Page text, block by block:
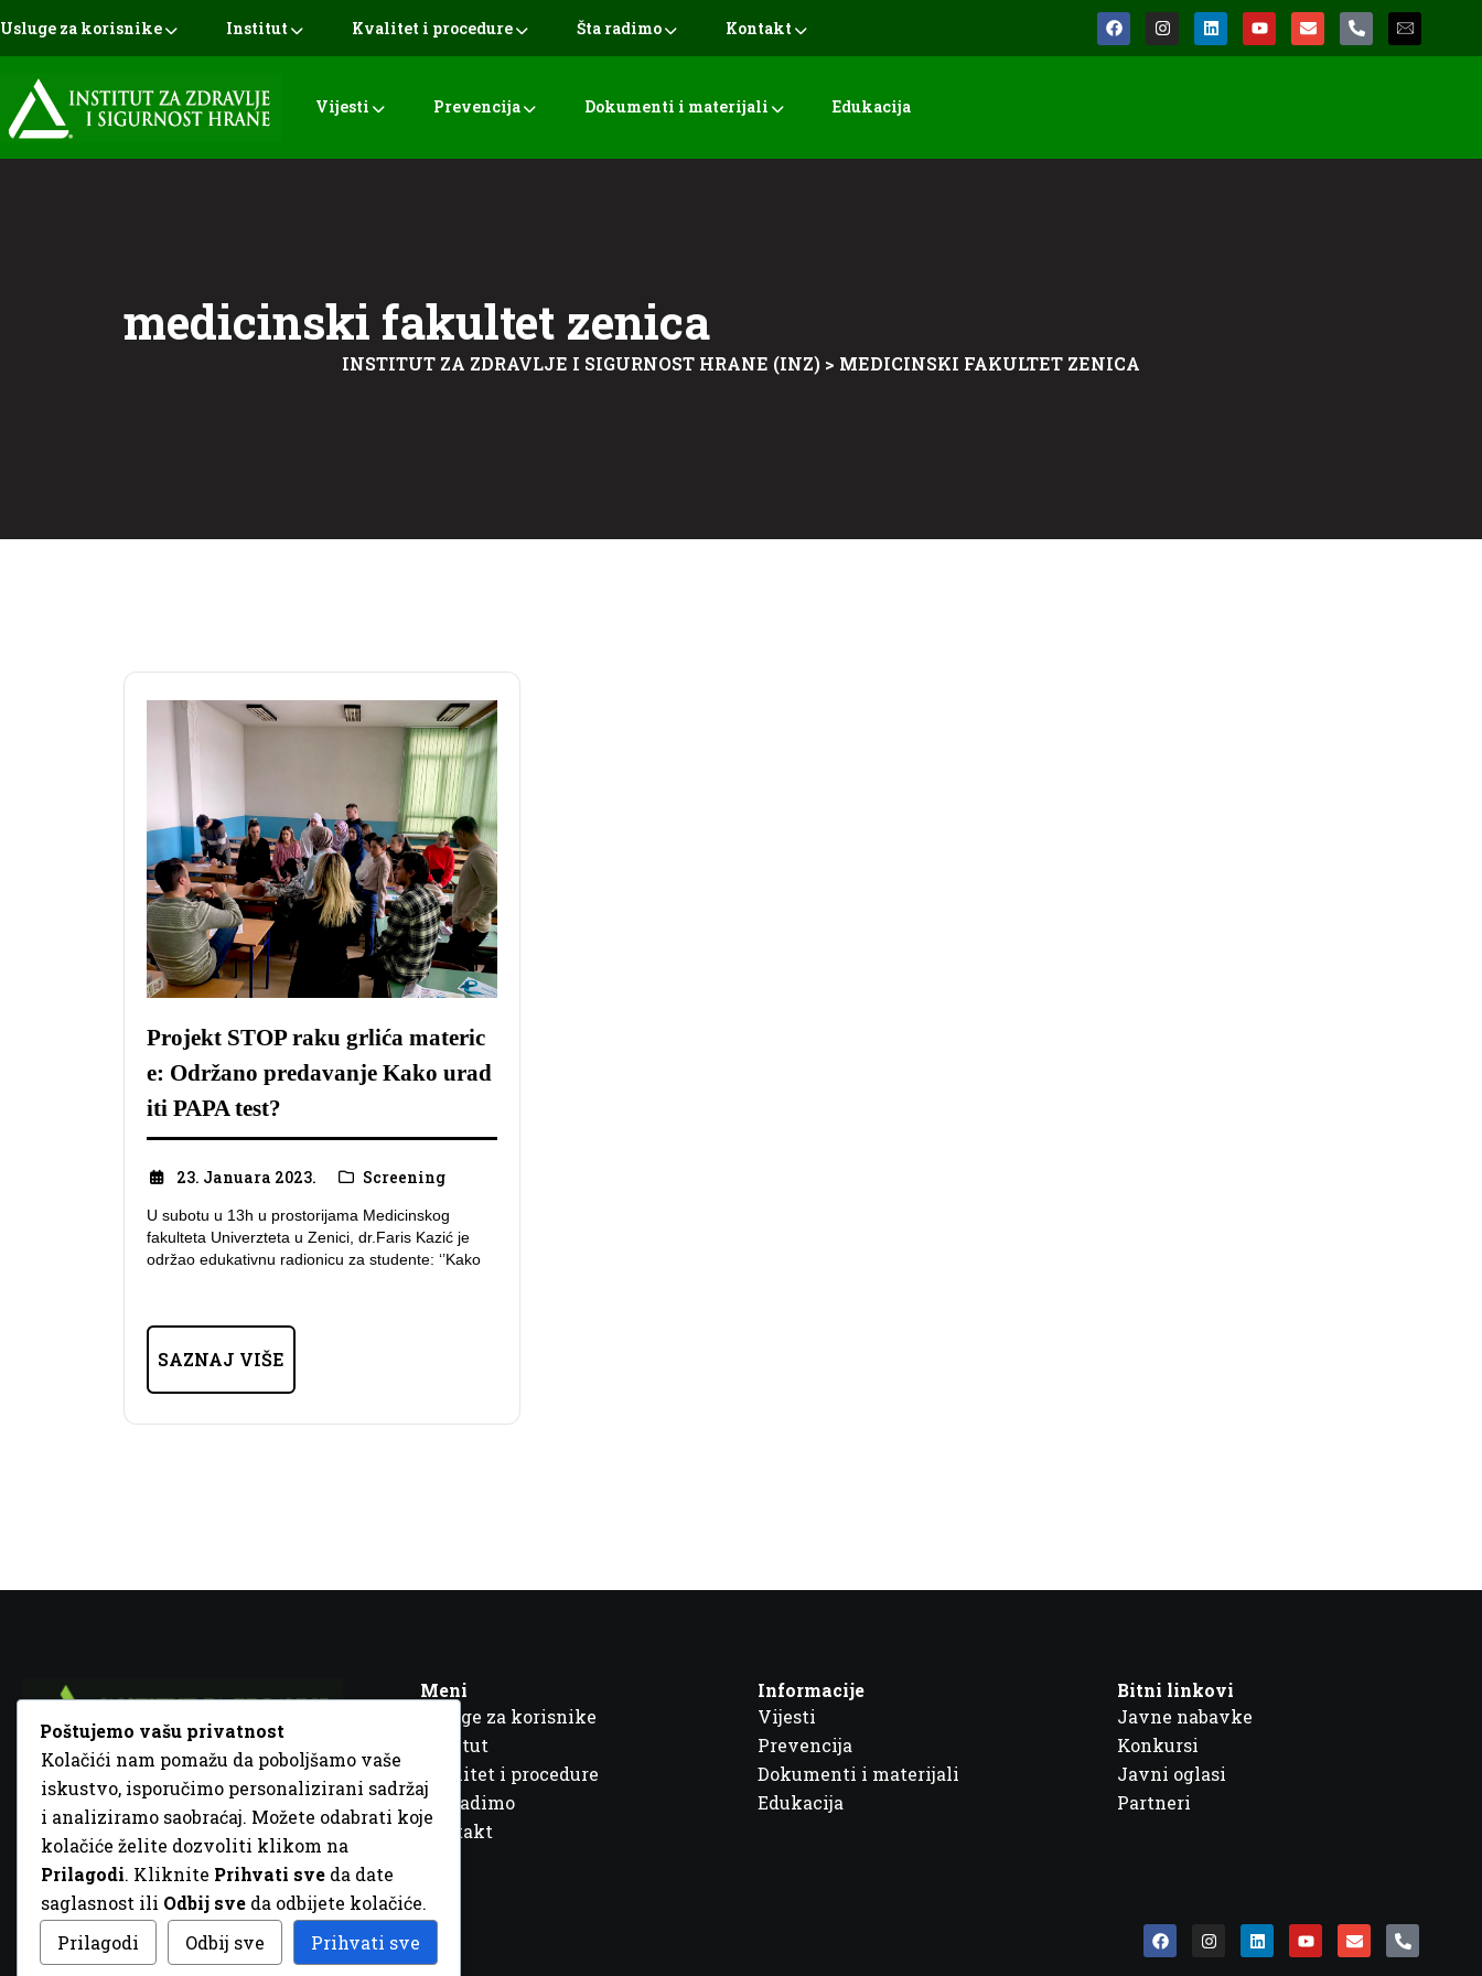
Usluge za korisnike Institut Kvalitet i procedure Šta radimo Kontakt
Vijesti Prevencija Dokumenti i materijali Edukacija
medicinski fakultet zenica
INSTITUT ZA ZDRAVLJE I SIGURNOST HRANE (INZ) > MEDICINSKI FAKULTET ZENICA
Projekt STOP raku grlića materic
e: Održano predavanje Kako urad
iti PAPA test?
23. Januara 2023. Screening
U subotu u 13h u prostorijama Medicinskog
fakulteta Univerzteta u Zenici, dr.Faris Kazić je
održao edukativnu radionicu za studente: ‘’Kako
SAZNAJ VIŠE
Fra Ivana Jukića br. 2, 72000 Zenica, BiH
+387 32 448 001
info@inz.ba
http://www.inz.ba
Meni
Usluge za korisnike
Institut
Kvalitet i procedure
Šta radimo
Kontakt
Informacije
Vijesti
Prevencija
Dokumenti i materijali
Edukacija
Bitni linkovi
Javne nabavke
Konkursi
Javni oglasi
Partneri
© 2026 Sva prava zadržana. DizajnGordonDM
Poštujemo vašu privatnost
Kolačići nam pomažu da poboljšamo vaše
iskustvo, isporučimo personalizirani sadržaj
i analiziramo saobraćaj. Možete odabrati koje
kolačiće želite dozvoliti klikom na
Prilagodi. Kliknite Prihvati sve da date
saglasnost ili Odbij sve da odbijete kolačiće.
Prilagodi
Odbij sve Prihvati sve